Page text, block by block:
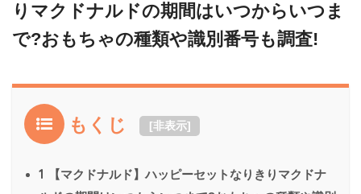
りマクドナルドの期間はいつからいつま
で?おもちゃの種類や識別番号も調査!
もくじ [非表示]
1
【マクドナルド】ハッピーセットなりきりマクドナ